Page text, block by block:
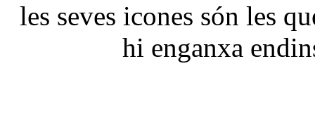
les seves icones són les
hi enganxa